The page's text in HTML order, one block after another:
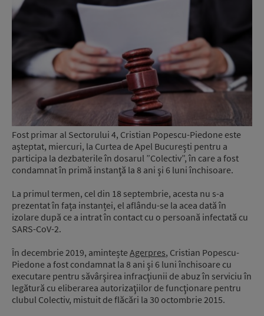
Fost primar al Sectorului 4, Cristian Popescu-Piedone este
aşteptat, miercuri, la Curtea de Apel Bucureşti pentru a
participa la dezbaterile în dosarul ”Colectiv”, în care a fost
condamnat în primă instanţă la 8 ani şi 6 luni închisoare.
La primul termen, cel din 18 septembrie, acesta nu s-a
prezentat în fața instanței, el aflându-se la acea dată în
izolare după ce a intrat în contact cu o persoană infectată cu
SARS-CoV-2.
În decembrie 2019, aminteșteAgerpres, Cristian Popescu-
Piedone a fost condamnat la 8 ani şi 6 luni închisoare cu
executare pentru săvârşirea infracţiunii de abuz în serviciu în
legătură cu eliberarea autorizaţiilor de funcţionare pentru
clubul Colectiv, mistuit de flăcări la 30 octombrie 2015.